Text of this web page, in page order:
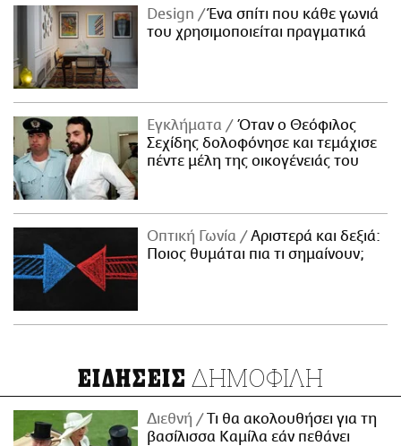
Design
Ένα σπίτι που κάθε γωνιά
του χρησιμοποιείται πραγματικά
Εγκλήματα
Όταν ο Θεόφιλος
Σεχίδης δολοφόνησε και τεμάχισε
πέντε μέλη της οικογένειάς του
Οπτική Γωνία
Αριστερά και δεξιά:
Ποιος θυμάται πια τι σημαίνουν;
ΕΙΔΗΣΕΙΣ ΔΗΜΟΦΙΛΗ
Διεθνή
Τι θα ακολουθήσει για τη
βασίλισσα Καμίλα εάν πεθάνει